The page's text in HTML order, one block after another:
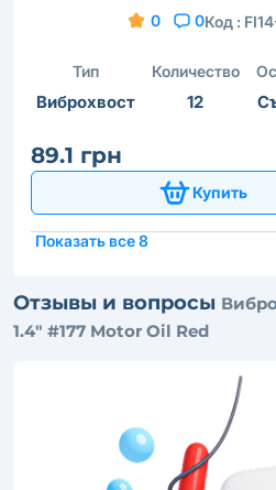
0 0Код :
Тип
Виброхвост
Количество
12
89.1 грн
Купить
Показать все 8
Отзывы и вопросы
1.4" #177 Motor Oil Red